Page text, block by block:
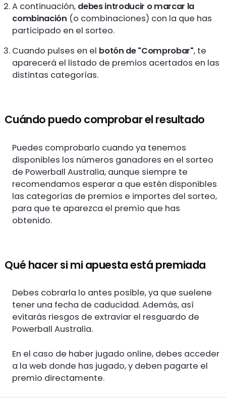
A continuación, debes introducir o marcar la
combinación (o combinaciones) con la que has
participado en el sorteo.
Cuando pulses en el botón de "Comprobar", te
aparecerá el listado de premios acertados en las
distintas categorías.
Cuándo puedo comprobar el resultado
Puedes comprobarlo cuando ya tenemos
disponibles los números ganadores en el sorteo
de Powerball Australia, aunque siempre te
recomendamos esperar a que estén disponibles
las categorías de premios e importes del sorteo,
para que te aparezca el premio que has
obtenido.
Qué hacer si mi apuesta está premiada
Debes cobrarla lo antes posible, ya que suelene
tener una fecha de caducidad. Además, así
evitarás riesgos de extraviar el resguardo de
Powerball Australia.
En el caso de haber jugado online, debes acceder
a la web donde has jugado, y deben pagarte el
premio directamente.